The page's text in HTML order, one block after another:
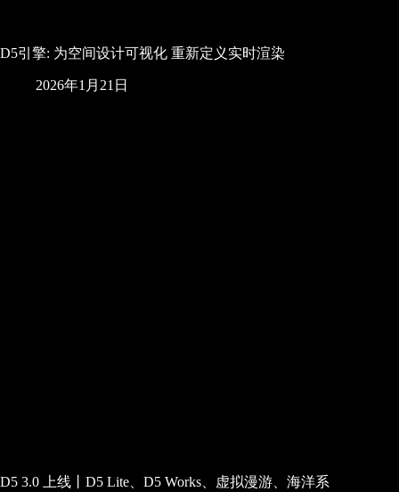
D5引擎: 为空间设计可视化 重新定义实时渲染
2026年1月21日
D5 3.0 上线丨D5 Lite、D5 Works、虚拟漫游、海洋系